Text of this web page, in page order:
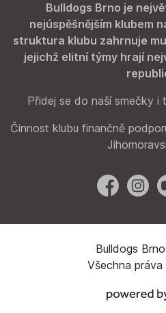
Bulldogs Brno je
nejúspěšnějším klubem
struktura klubu zahrnuje
jejichž elitní týmy hrají
Přidej se do naší smečky i
Činnost klubu finančně
Facebook
Bulldogs
Všechna